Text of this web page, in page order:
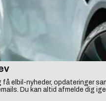
få elbil-nyheder, opdateringer
Du kan altid afmelde dig